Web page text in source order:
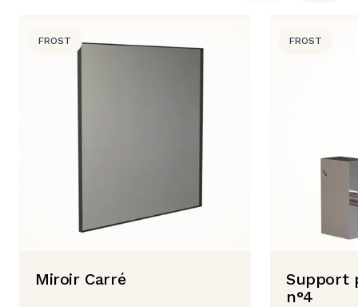
FROST
Miroir Carré
FROST
Support
n°4